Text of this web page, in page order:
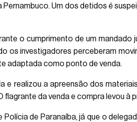
Um dos detidos é
o cumprimento de um mandado
os investigadores perceberam
adaptada como ponto de venda.
e realizou a apreensão dos
flagrante da venda e compra levou à
de Paranaíba, já que o